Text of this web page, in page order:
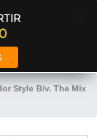
Style Biv. The Mix